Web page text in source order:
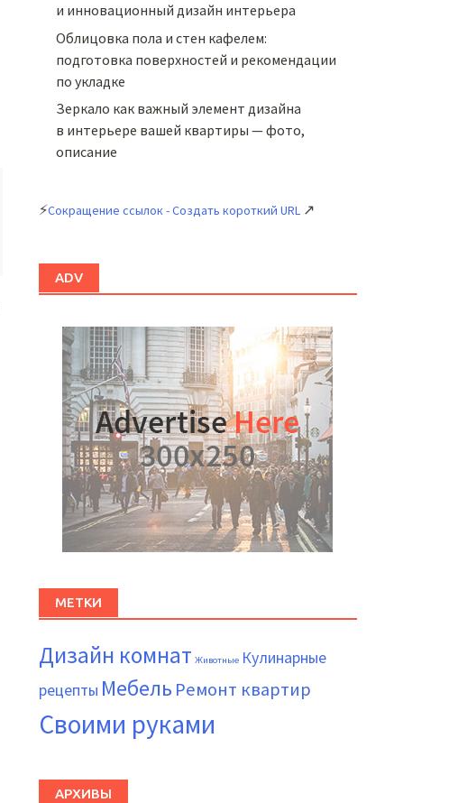
и инновационный дизайн интерьера
Облицовка пола и стен кафелем:
подготовка поверхностей и рекомендации
по укладке
Зеркало как важный элемент дизайна
в интерьере вашей квартиры — фото,
описание
⚡Сокращение ссылок - Создать короткий URL↗
ADV
МЕТКИ
Дизайн комнат Животные Кулинарные
рецепты Мебель Ремонт квартир
Своими руками
АРХИВЫ